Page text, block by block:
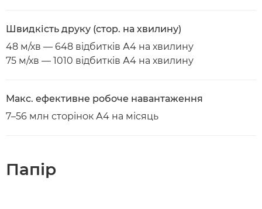
Швидкість друку (стор. на хвилину)
48 м/хв — 648 відбитків А4 на хвилину
75 м/хв — 1010 відбитків А4 на хвилину
Макс. ефективне робоче навантаження
7–56 млн сторінок А4 на місяць
Папір